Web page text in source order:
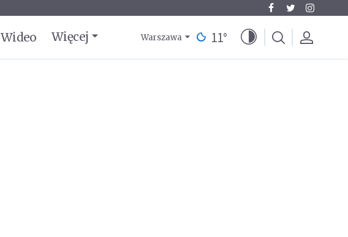
Wideo Więcej Warszawa 11°